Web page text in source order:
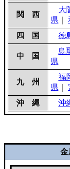
関 西
大
県
四 国
徳
中 国
鳥
県
九 州
福
県
沖 縄
沖
金